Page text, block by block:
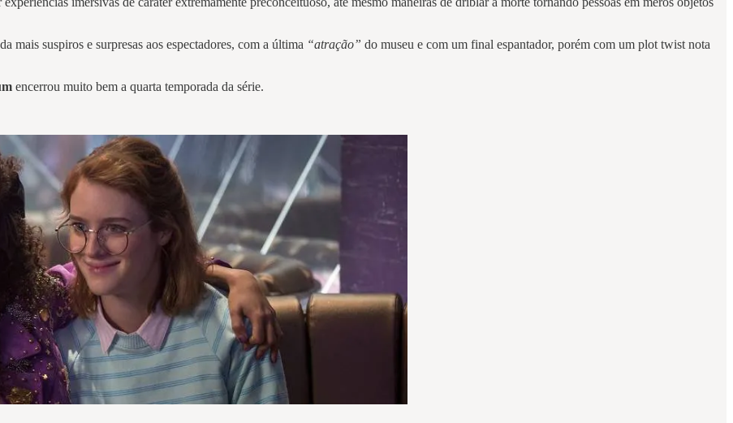
mais suspiros e surpresas aos espectadores, com a última “atração” do museu e com um final espantador, porém com um plot twist nota
encerrou muito bem a quarta temporada da série.